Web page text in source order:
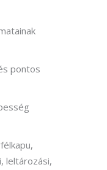
pontos
leltározási,